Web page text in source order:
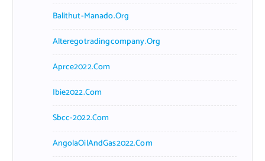
Balithut-Manado.org
Alteregotradingcompany.org
Aprce2022.com
Ibie2022.com
Sbcc-2022.com
AngolaOilAndGas2022.com